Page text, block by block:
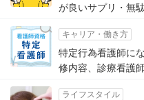
が良いサプリ・無
キャリア・働き方
特定行為看護師に
修内容、診療看護
ライフスタイル